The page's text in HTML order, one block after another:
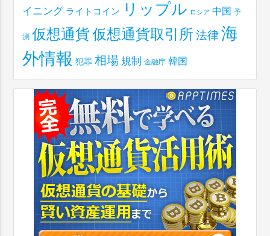
イニング ライトコイン リップル ロシア 中国 予
測 仮想通貨仮想通貨取引所 法律 海
外情報 犯罪 相場 規制 金融庁 韓国